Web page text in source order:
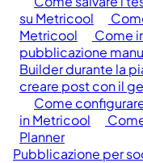
su Metricool
Metricool
Come
pubblicazione
Builder durante la
creare post con il
Come
in Metricool
Planner
Pubblicazione per